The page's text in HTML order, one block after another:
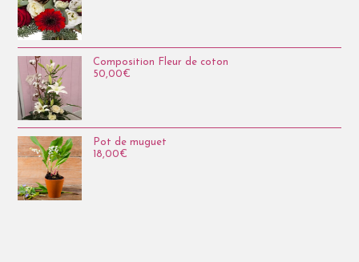
Composition Fleur de coton
50,00€
Pot de muguet
18,00€